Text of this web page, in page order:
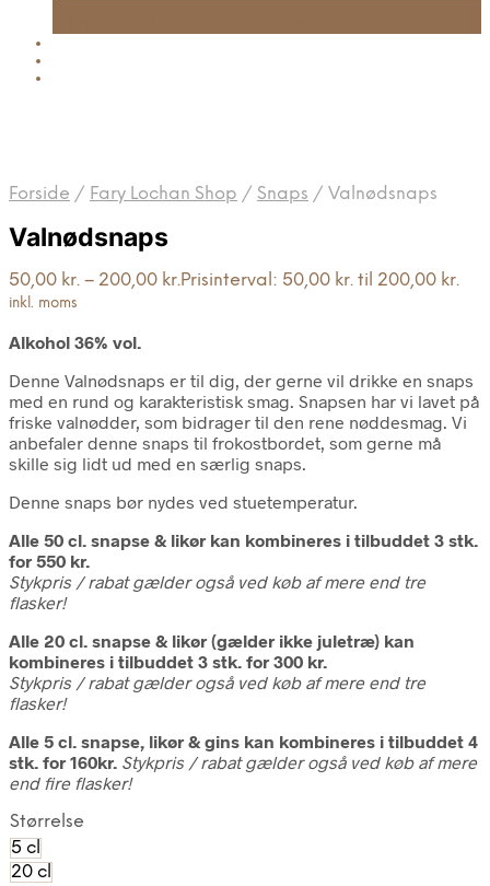
Forside / Fary Lochan Shop / Snaps / Valnødsnaps
Valnødsnaps
50,00 kr. – 200,00 kr.Prisinterval: 50,00 kr. til 200,00 kr.
inkl. moms
Alkohol 36% vol.
Denne Valnødsnaps er til dig, der gerne vil drikke en snaps
med en rund og karakteristisk smag. Snapsen har vi lavet på
friske valnødder, som bidrager til den rene nøddesmag. Vi
anbefaler denne snaps til frokostbordet, som gerne må
skille sig lidt ud med en særlig snaps.
Denne snaps bør nydes ved stuetemperatur.
Alle 50 cl. snapse & likør kan kombineres i tilbuddet 3 stk.
for 550 kr.
Stykpris / rabat gælder også ved køb af mere end tre
flasker!
Alle 20 cl. snapse & likør (gælder ikke juletræ) kan
kombineres i tilbuddet 3 stk. for 300 kr.
Stykpris / rabat gælder også ved køb af mere end tre
flasker!
Alle 5 cl. snapse, likør & gins kan kombineres i tilbuddet 4
stk. for 160kr. Stykpris / rabat gælder også ved køb af mere
end fire flasker!
Størrelse
5 cl
20 cl